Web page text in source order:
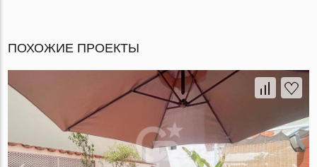
ПОХОЖИЕ ПРОЕКТЫ